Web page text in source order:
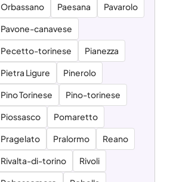
Orbassano Paesana Pavarolo
Pavone-canavese
Pecetto-torinese Pianezza
Pietra Ligure Pinerolo
Pino Torinese Pino-torinese
Piossasco Pomaretto
Pragelato Pralormo Reano
Rivalta-di-torino Rivoli